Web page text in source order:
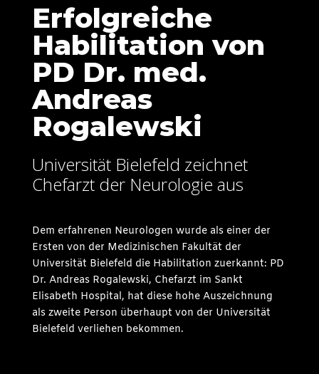
Erfolgreiche
Habilitation von
PD Dr. med.
Andreas
Rogalewski
Universität Bielefeld zeichnet
Chefarzt der Neurologie aus
Dem erfahrenen Neurologen wurde als einer der
Ersten von der Medizinischen Fakultät der
Universität Bielefeld die Habilitation zuerkannt: PD
Dr. Andreas Rogalewski, Chefarzt im Sankt
Elisabeth Hospital, hat diese hohe Auszeichnung
als zweite Person überhaupt von der Universität
Bielefeld verliehen bekommen.